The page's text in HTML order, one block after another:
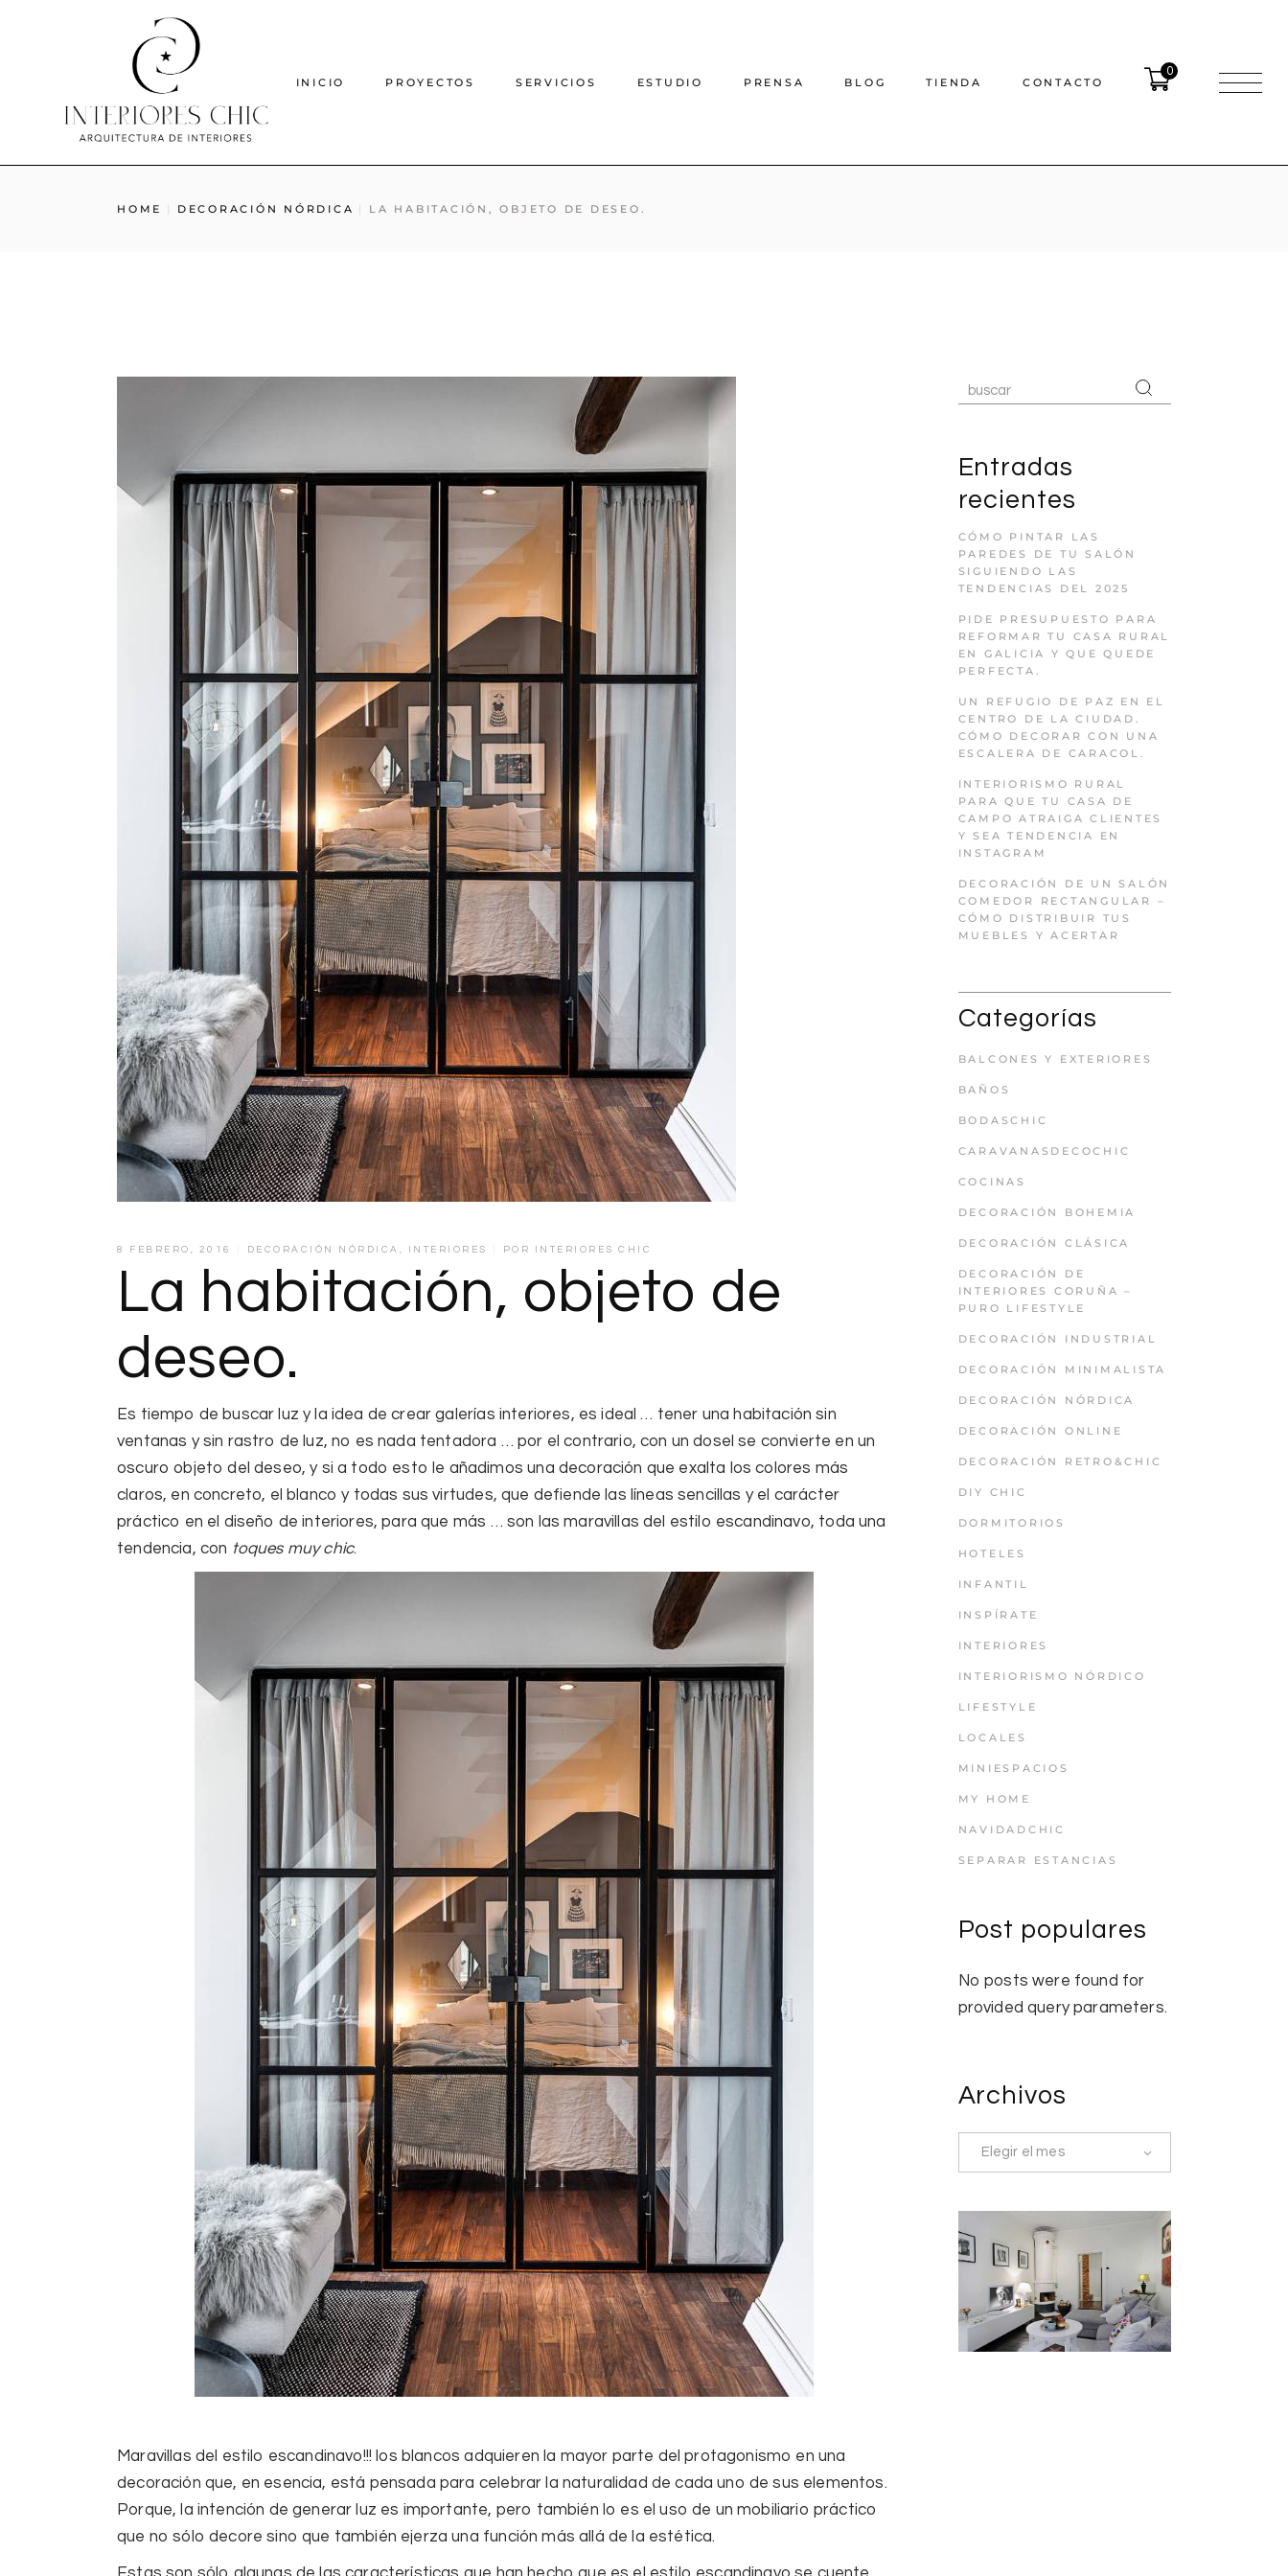
INICIO PROYECTOS SERVICIOS
Proyecto de decoración
Arquitectura e interiorismo
presencial
ESTUDIO PRENSA BLOG TIENDA CONTACTO
0
HOME DECORACIÓN NÓRDICA LA HABITACIÓN, OBJETO DE DESEO.
8 FEBRERO, 2016 DECORACIÓN NÓRDICA , INTERIORES POR INTERIORES CHIC
La habitación, objeto de
deseo.
Es tiempo de buscar luz y la idea decrear galerías interiores, es ideal … tener una habitación sin
ventanas y sin rastro de luz, no es nada tentadora … por el contrario, con un dosel se convierte en un
oscuro objeto del deseo,y si a todo esto le añadimos una decoración que exalta los colores más
claros, en concreto, el blanco y todas sus virtudes, que defiende las líneas sencillas y el carácter
práctico en el diseño de interiores, para que más … son las maravillas del estilo escandinavo, toda una
tendencia, con toques muy chic.
Maravillas del estilo escandinavo!!! los blancos adquieren la mayor parte del protagonismo en una
decoración que, en esencia, está pensada para celebrar la naturalidad de cada uno de sus elementos.
Porque, la intención de generar luz es importante, pero también lo es el uso de un mobiliario práctico
que no sólo decore sino que también ejerza una función más allá de la estética.
Entradas
recientes
CÓMO PINTAR LAS
PAREDES DE TU SALÓN
SIGUIENDO LAS
TENDENCIAS DEL 2025
PIDE PRESUPUESTO PARA
REFORMAR TU CASA RURAL
EN GALICIA Y QUE QUEDE
PERFECTA.
UN REFUGIO DE PAZ EN EL
CENTRO DE LA CIUDAD.
CÓMO DECORAR CON UNA
ESCALERA DE CARACOL.
INTERIORISMO RURAL
PARA QUE TU CASA DE
CAMPO ATRAIGA CLIENTES
Y SEA TENDENCIA EN
INSTAGRAM
DECORACIÓN DE UN SALÓN
COMEDOR RECTANGULAR –
CÓMO DISTRIBUIR TUS
MUEBLES Y ACERTAR
Categorías
BALCONES Y EXTERIORES
BAÑOS
BODASCHIC
CARAVANASDECOCHIC
COCINAS
DECORACIÓN BOHEMIA
DECORACIÓN CLÁSICA
DECORACIÓN DE
INTERIORES CORUÑA –
PURO LIFESTYLE
DECORACIÓN INDUSTRIAL
DECORACIÓN MINIMALISTA
DECORACIÓN NÓRDICA
DECORACIÓN ONLINE
DECORACIÓN RETRO&CHIC
DIY CHIC
DORMITORIOS
HOTELES
INFANTIL
INSPÍRATE
INTERIORES
INTERIORISMO NÓRDICO
LIFESTYLE
LOCALES
MINIESPACIOS
MY HOME
NAVIDADCHIC
SEPARAR ESTANCIAS
Post populares
No posts were found for
provided query parameters.
Archivos
Elegir el mes